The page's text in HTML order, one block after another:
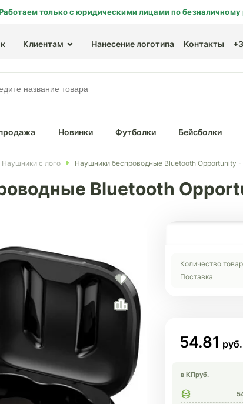
только с юридическими лицами по безналичному
Клиентам Нанесение логотипа Контакты
Новинки Футболки Бейсболки
Наушники с лого Наушники беспроводные Bluetooth Opportunity
Bluetooth
Количество
Поставка
54.81
в КПруб.